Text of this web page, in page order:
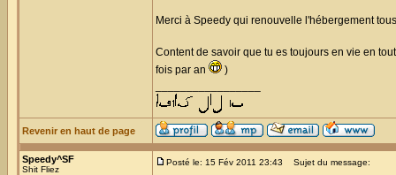
Merci à Speedy qui renouvelle l'hébergement
Content de savoir que tu es toujours en vie en
fois par an
)
Revenir en haut de page
Speedy^SF
Shit Fliez
Posté le: 15 Fév 2011 23:43 Sujet du message: